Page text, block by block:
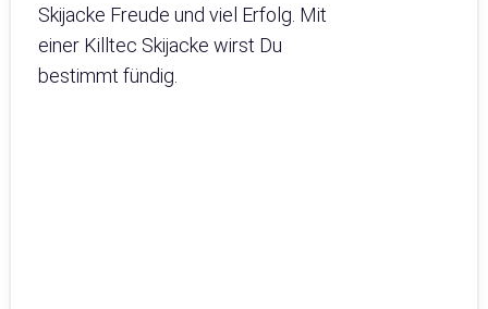
Skijacke Freude und viel Erfolg. Mit
einer Killtec Skijacke wirst Du
bestimmt fündig.